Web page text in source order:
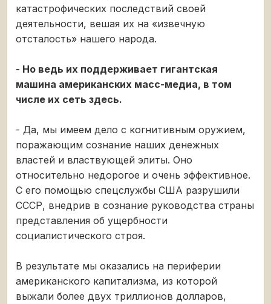
катастрофических последствий своей
деятельности, вешая их на «извечную
отсталость» нашего народа.
- Но ведь их поддерживает гигантская
машина американских масс-медиа, в том
числе их сеть здесь.
- Да, мы имеем дело с когнитивным оружием,
поражающим сознание наших денежных
властей и властвующей элиты. Оно
относительно недорогое и очень эффективное.
С его помощью спецслужбы США разрушили
СССР, внедрив в сознание руководства страны
представления об ущербности
социалистического строя.
В результате мы оказались на периферии
американского капитализма, из которой
выжали более двух триллионов долларов,